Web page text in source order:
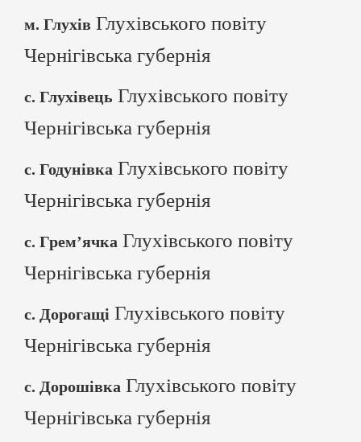
м. Глухів Глухівського повіту
Чернігівська губернія
с. Глухівець Глухівського повіту
Чернігівська губернія
с. Годунівка Глухівського повіту
Чернігівська губернія
с. Грем’ячка Глухівського повіту
Чернігівська губернія
с. Дорогащі Глухівського повіту
Чернігівська губернія
с. Дорошівка Глухівського повіту
Чернігівська губернія